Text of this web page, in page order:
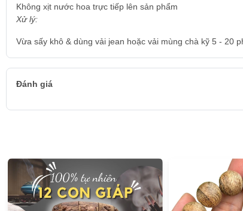
Không xịt nước hoa trực tiếp lên sản phẩm
Xử lý:
Vừa sấy khô & dùng vải jean hoặc vải mùng chà kỹ 5 - 20
Đánh giá